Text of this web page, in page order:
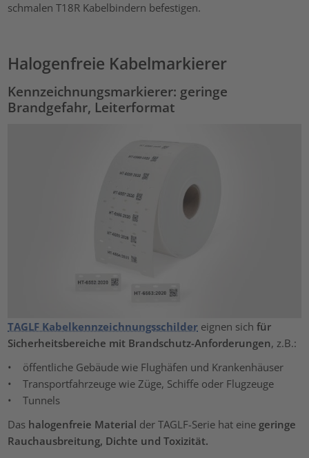
schmalen T18R Kabelbindern befestigen.
Halogenfreie Kabelmarkierer
Kennzeichnungsmarkierer: geringe
Brandgefahr, Leiterformat
TAGLF Kabelkennzeichnungsschilder eignen sichfür
Sicherheitsbereiche mit Brandschutz-Anforderungen, z.B.:
• öffentliche Gebäude wie Flughäfen und Krankenhäuser
• Transportfahrzeuge wie Züge, Schiffe oder Flugzeuge
• Tunnels
Das halogenfreie Material der TAGLF-Serie hat eine geringe
Rauchausbreitung, Dichte und Toxizität.